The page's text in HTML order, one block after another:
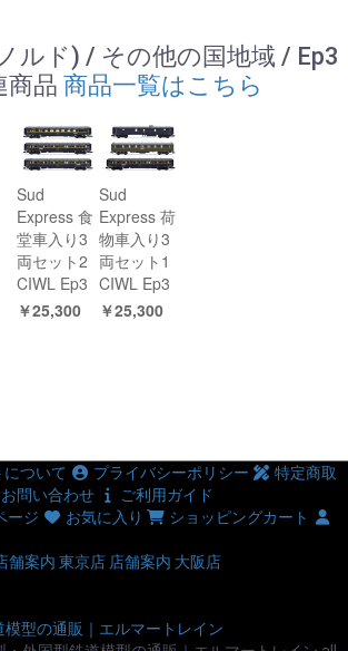
ルド) / その他の国地域 / Ep3
商品 商品一覧はこちら
Sud
Express 食
堂車入り3
両セット2
CIWL Ep3
￥25,300
Sud
Express 荷
物車入り3
両セット1
CIWL Ep3
￥25,300
ついて プライバシーポリシー
特定商取
お問い合わせ
ご利用ガイド
ージ お気に入り
ショッピングカート
舗案内 東京店 店舗案内 大阪店
型の通販｜エルマートレイン